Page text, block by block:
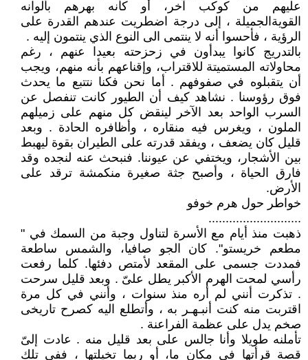
عليهم من كوكب آخر، أو كأنه بهرهم بألوانه
القويةالجميلة ، إلى درجة اضطريت عندهم القدرة على
الرؤية ، فأحسوا أنه لا ينتمى الى النوع الذي ينتمون إليه .
بالتدريج كانوا يبدأون في زحزحته بعيدا عنهم ، رغم
محاولاته المستميتة للاقتراب، وإقناعهم بأنه منهم، ويجب
أن يتقبلوه في صفوفهم . أما نحن فكنا نتتبع ما يحدث
فوق رؤوسنا . نشاهد كيف أن الطيور كانت تنفصل عن
السرب الواحد بعد الآخر لينقض كل منهم على زميلهم
الملون ، ويغرس فيه منقاره ، وأظافره الحادة . وبعد
قليل كان يضعف ، ويفقد قدرته على الطيران بقوة ليهبط
بين الأشجار، ويختفي عن عيوننا. فنبحث عنه لنجده وقد
فارق الحياة ، وأصبح جثة صغيرة منكمشة ترقد على
الأرض.
خواطر حول هرم خوفو
...........................
ذهبت منذ أيام مع الأسرة لتناول وجبة من السمك في "
مطعم خريستو". كان الجو صافيا، والشمس ساطعة
فمددت جسمى على المقعد لأمتص دفئها. كلما رفعت
رأسي لمحت الهرم الأكبر يطل علىّ . وبعد قليل سرحت
. تذكرت أنني لم أره منذ سنوات ، وأنني في كل مرة
اقتربت منه كنت أنبـهـر به ، وأتطلع اليه كصرح تاریخی
صخم يدل على عظمة الفراعنة .
تأملنه طويلا وأنا جالس على بعد قليل منه . عادت إلىّ
قصة قرأتها في مكان ما، أو ربما تخيلتها ، ففي تلك